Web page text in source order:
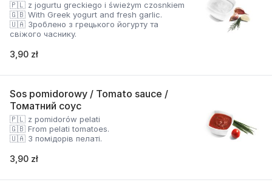
🇵🇱 z jogurtu greckiego i świeżym czosnkiem
🇬🇧 With Greek yogurt and fresh garlic.
🇺🇦 Зроблено з грецького йогурту та
свіжого часнику.
3,90 zł
Sos pomidorowy / Tomato sauce /
Томатний соус
🇵🇱 z pomidorów pelati
🇬🇧 From pelati tomatoes.
🇺🇦 З помідорів пелаті.
3,90 zł